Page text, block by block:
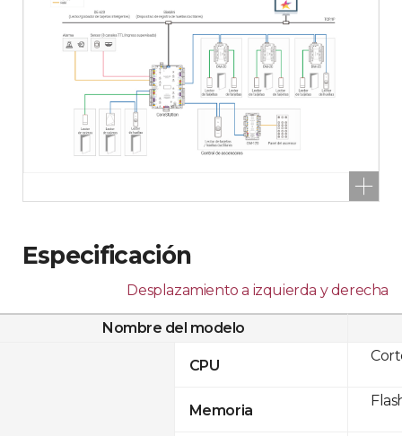
Especificación
Desplazamiento a izquierda y derecha
Nombre del modelo
CPU
Memoria